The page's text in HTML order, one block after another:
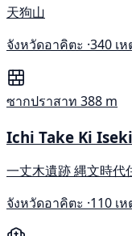
天狗山
จังหวัดอาคิตะ ·340 เ
ซากปราสาท 388 m
Ichi Take Ki
一丈木遺跡 縄文時代
จังหวัดอาคิตะ ·110 เ